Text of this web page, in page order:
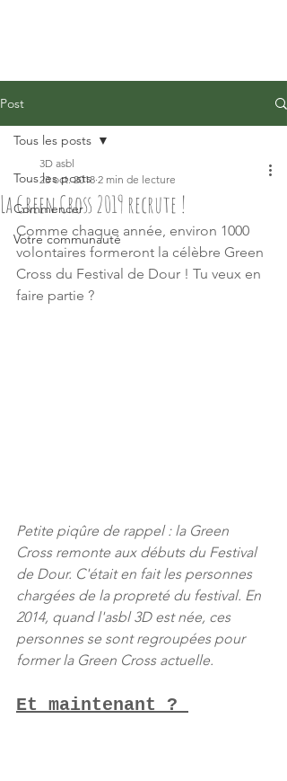
Post
Tous les posts
Commencer
Votre communauté
Tous les posts
La Green Cross 2019 recrute !
3D asbl
23 oct. 2018 2 min de lecture
Comme chaque année, environ 1000
volontaires formeront la célèbre Green
Cross du Festival de Dour ! Tu veux en
faire partie ?
Petite piqûre de rappel : la Green
Cross remonte aux débuts du Festival
de Dour. C'était en fait les personnes
chargées de la propreté du festival. En
2014, quand l'asbl 3D est née, ces
personnes se sont regroupées pour
former la Green Cross actuelle.
Et maintenant ?